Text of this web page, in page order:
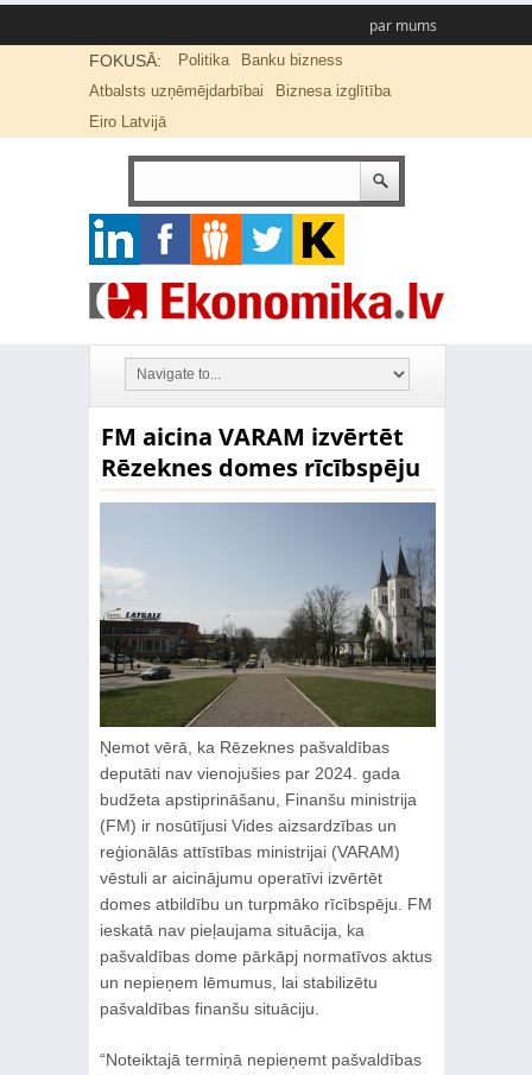
par mums
FOKUSĀ: Politika
Banku bizness
Atbalsts uzņēmējdarbībai
Biznesa izglītība
Eiro Latvijā
FM aicina VARAM izvērtēt
Rēzeknes domes rīcībspēju
Ņemot vērā, ka Rēzeknes pašvaldības
deputāti nav vienojušies par 2024. gada
budžeta apstiprināšanu, Finanšu ministrija
(FM) ir nosūtījusi Vides aizsardzības un
reģionālās attīstības ministrijai (VARAM)
vēstuli ar aicinājumu operatīvi izvērtēt
domes atbildību un turpmāko rīcībspēju. FM
ieskatā nav pieļaujama situācija, ka
pašvaldības dome pārkāpj normatīvos aktus
un nepieņem lēmumus, lai stabilizētu
pašvaldības finanšu situāciju.
“Noteiktajā termiņā nepieņemt pašvaldības